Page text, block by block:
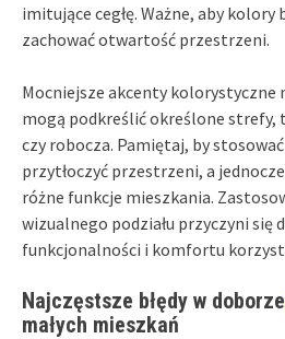
imitujące cegłę. Ważne, aby kolory
zachować otwartość przestrzeni.
Mocniejsze akcenty kolorystyczne
mogą podkreślić określone strefy,
czy robocza. Pamiętaj, by
przytłoczyć przestrzeni, a
różne funkcje mieszkania.
wizualnego podziału przyczyni się
funkcjonalności i komfortu
Najczęstsze błędy w doborze
małych mieszkań